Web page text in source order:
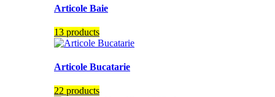
Articole Baie
13 products
Articole Bucatarie
22 products